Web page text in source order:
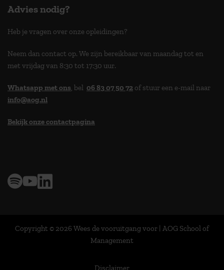
Advies nodig?
Heb je vragen over onze opleidingen?
Neem dan contact op. We zijn bereikbaar van maandag tot en
met vrijdag van 8:30 tot 17:30 uur.
Whatsapp met ons, bel 06 83 07 50 72 of stuur een e-mail naar
info@aog.nl
Bekijk onze contactpagina
Copyright © 2026 Wees de vooruitgang voor | AOG School of
Management
Disclaimer